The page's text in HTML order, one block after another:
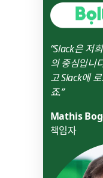
새
에
서
열
릴
있
음
“Slack은 저
의 중심입니
고 Slack에
죠.”
Mathis
책임자